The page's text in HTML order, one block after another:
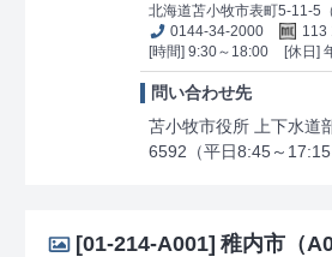
北海道苫小牧市表町5-11-5
0144-34-2000
113
[時間] 9:30～18:00
[休日]
問い合わせ先
苫小牧市役所 上下水道
6592（平日8:45～17:15
[01-214-A001] 稚内市（